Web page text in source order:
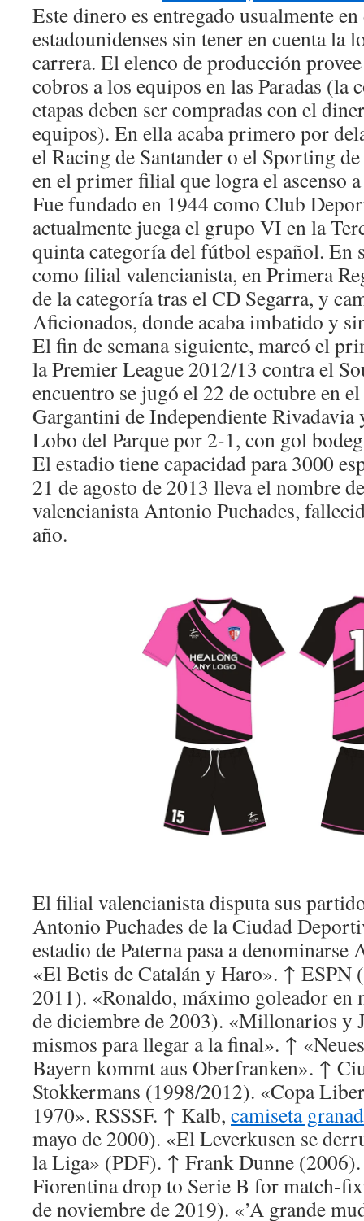
Este dinero es entregado usualmente
estadounidenses sin tener en cuenta la
carrera. El elenco de producción
cobros a los equipos en las Paradas (la
etapas deben ser compradas con el
equipos). En ella acaba primero por
el Racing de Santander o el Sporting
en el primer filial que logra el ascenso
Fue fundado en 1944 como Club
actualmente juega el grupo VI en la
quinta categoría del fútbol español. En
como filial valencianista, en Primera
de la categoría tras el CD Segarra, y
Aficionados, donde acaba imbatido y
El fin de semana siguiente, marcó el
la Premier League 2012/13 contra el
encuentro se jugó el 22 de octubre en
Gargantini de Independiente
Lobo del Parque por 2-1, con gol
El estadio tiene capacidad para 3000
21 de agosto de 2013 lleva el nombre
valencianista Antonio Puchades,
año.
El filial valencianista disputa sus
Antonio Puchades de la Ciudad
estadio de Paterna pasa a
«El Betis de Catalán y Haro». ↑ ESPN
2011). «Ronaldo, máximo goleador
de diciembre de 2003). «Millonarios y
mismos para llegar a la final». ↑
Bayern kommt aus Oberfranken». ↑
Stokkermans (1998/2012). «Copa
1970». RSSSF. ↑ Kalb, camiseta
mayo de 2000). «El Leverkusen se
la Liga» (PDF). ↑ Frank Dunne
Fiorentina drop to Serie B for match-
de noviembre de 2019). «’A grande